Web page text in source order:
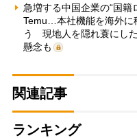
急増する中国企業の“国籍
Temu…本社機能を海外に
う 現地人を隠れ蓑にし
懸念も
関連記事
ランキング